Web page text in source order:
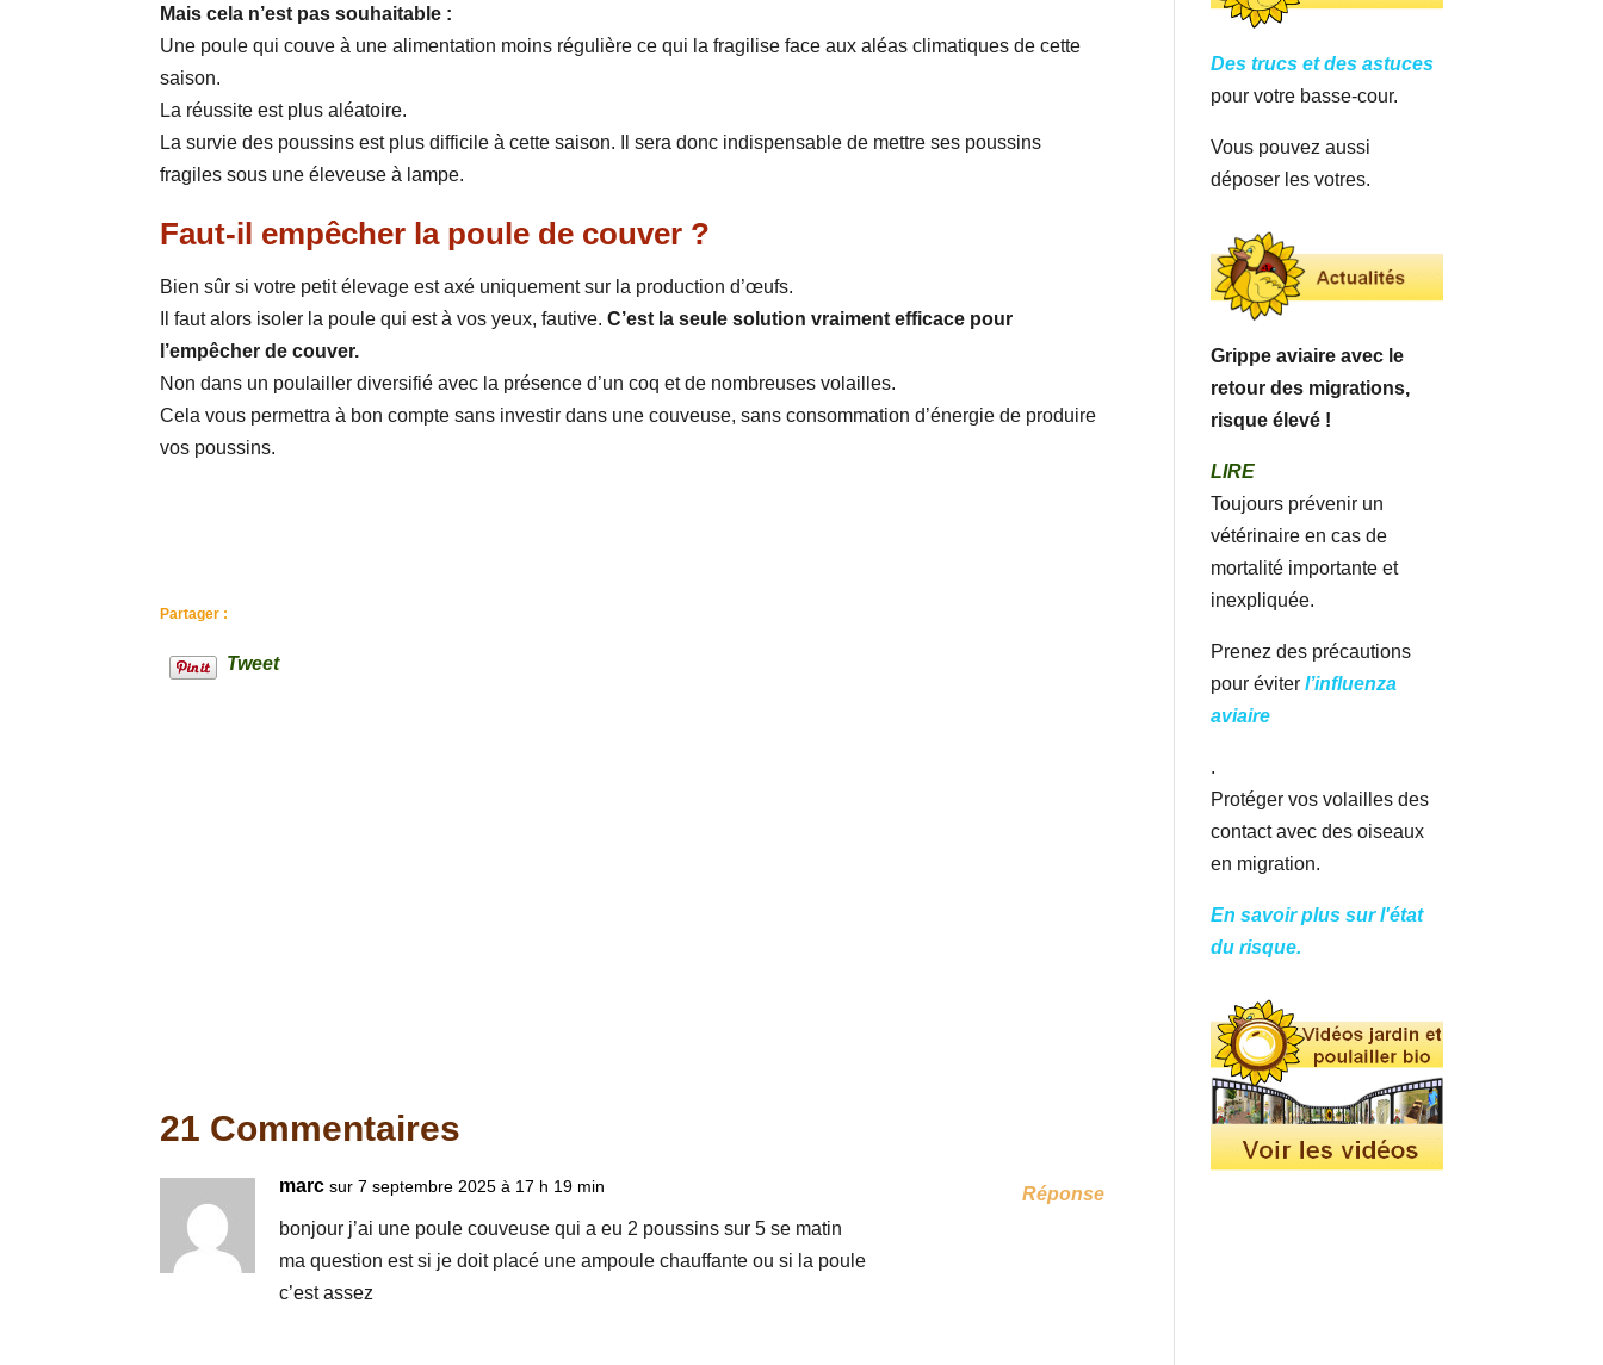
Mais cela n’est pas souhaitable :
Une poule qui couve à une alimentation moins régulière ce qui la fragilise face aux aléas climatiques de cette
saison.
La réussite est plus aléatoire.
La survie des poussins est plus difficile à cette saison. Il sera donc indispensable de mettre ses poussins
fragiles sous une éleveuse à lampe.
Faut-il empêcher la poule de couver ?
Bien sûr si votre petit élevage est axé uniquement sur la production d’œufs.
Il faut alors isoler la poule qui est à vos yeux, fautive.C’est la seule solution vraiment efficace pour
l’empêcher de couver.
Non dans un poulailler diversifié avec la présence d’un coq et de nombreuses volailles.
Cela vous permettra à bon compte sans investir dans une couveuse, sans consommation d’énergie de produire
vos poussins.
Partager :
Tweet
21 Commentaires
marc sur 7 septembre 2025 à 17 h 19 min
bonjour j’ai une poule couveuse qui a eu 2 poussins sur 5 se matin
ma question est si je doit placé une ampoule chauffante ou si la poule
c’est assez
Réponse
Des trucs et des astuces
pour votre basse-cour.
Vous pouvez aussi
déposer les votres.
Grippe aviaire avec le
retour des migrations,
risque élevé !
LIRE
Toujours prévenir un
vétérinaire en cas de
mortalité importante et
inexpliquée.
Prenez des précautions
pour éviterl’influenza
aviaire
.
Protéger vos volailles des
contact avec des oiseaux
en migration.
En savoir plus sur l'état
du risque.